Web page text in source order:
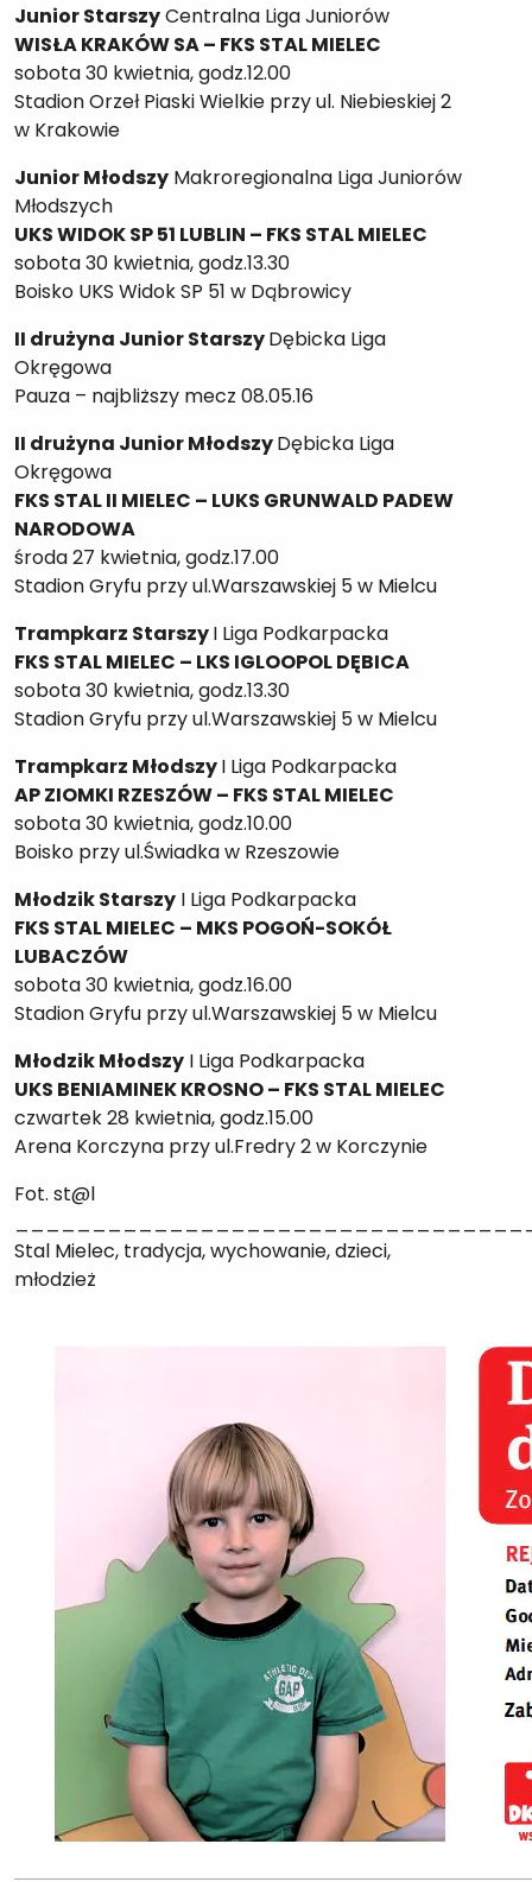
Junior StarszyCentralna Liga Juniorów
WISŁA KRAKÓW SA – FKS STAL MIELEC
sobota 30 kwietnia, godz.12.00
Stadion Orzeł Piaski Wielkie przy ul. Niebieskiej 2
w Krakowie
Junior Młodszy Makroregionalna Liga Juniorów
Młodszych
UKS WIDOK SP 51 LUBLIN – FKS STAL MIELEC
sobota 30 kwietnia, godz.13.30
Boisko UKS Widok SP 51 w Dąbrowicy
II drużyna Junior StarszyDębicka Liga
Okręgowa
Pauza – najbliższy mecz 08.05.16
II drużyna Junior MłodszyDębicka Liga
Okręgowa
FKS STAL II MIELEC – LUKS GRUNWALD PADEW
NARODOWA
środa 27 kwietnia, godz.17.00
Stadion Gryfu przy ul.Warszawskiej 5 w Mielcu
Trampkarz StarszyI Liga Podkarpacka
FKS STAL MIELEC – LKS IGLOOPOL DĘBICA
sobota 30 kwietnia, godz.13.30
Stadion Gryfu przy ul.Warszawskiej 5 w Mielcu
Trampkarz MłodszyI Liga Podkarpacka
AP ZIOMKI RZESZÓW – FKS STAL MIELEC
sobota 30 kwietnia, godz.10.00
Boisko przy ul.Świadka w Rzeszowie
Młodzik Starszy I Liga Podkarpacka
FKS STAL MIELEC – MKS POGOŃ-SOKÓŁ
LUBACZÓW
sobota 30 kwietnia, godz.16.00
Stadion Gryfu przy ul.Warszawskiej 5 w Mielcu
Młodzik Młodszy I Liga Podkarpacka
UKS BENIAMINEK KROSNO – FKS STAL MIELEC
czwartek 28 kwietnia, godz.15.00
Arena Korczyna przy ul.Fredry 2 w Korczynie
Fot. st@l
Stal Mielec, tradycja, wychowanie, dzieci,
młodzież